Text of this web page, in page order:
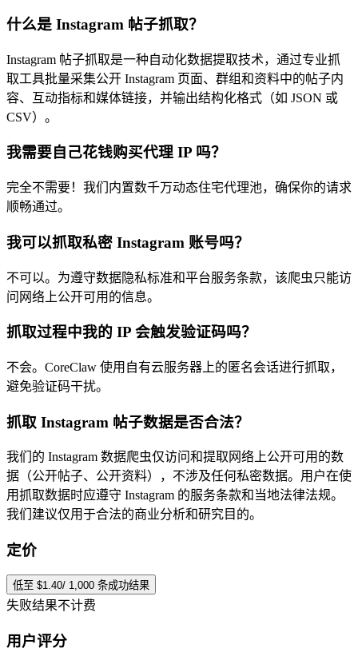
什么是 Instagram 帖子抓取？
Instagram 帖子抓取是一种自动化数据提取技术，通过专业抓
取工具批量采集公开 Instagram 页面、群组和资料中的帖子内
容、互动指标和媒体链接，并输出结构化格式（如 JSON 或
CSV）。
我需要自己花钱购买代理 IP 吗？
完全不需要！我们内置数千万动态住宅代理池，确保你的请求
顺畅通过。
我可以抓取私密 Instagram 账号吗？
不可以。为遵守数据隐私标准和平台服务条款，该爬虫只能访
问网络上公开可用的信息。
抓取过程中我的 IP 会触发验证码吗？
不会。CoreClaw 使用自有云服务器上的匿名会话进行抓取，
避免验证码干扰。
抓取 Instagram 帖子数据是否合法？
我们的 Instagram 数据爬虫仅访问和提取网络上公开可用的数
据（公开帖子、公开资料），不涉及任何私密数据。用户在使
用抓取数据时应遵守 Instagram 的服务条款和当地法律法规。
我们建议仅用于合法的商业分析和研究目的。
定价
低至 $1.40/ 1,000 条成功结果
失败结果不计费
用户评分